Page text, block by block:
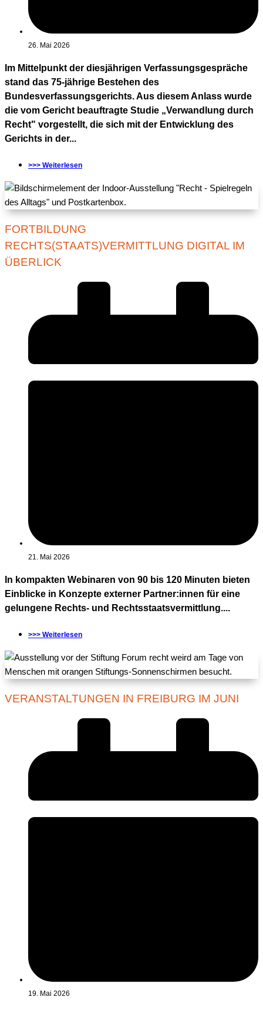
26. Mai 2026
Im Mittelpunkt der diesjährigen Verfassungsgespräche
stand das 75-jährige Bestehen des
Bundesverfassungsgerichts. Aus diesem Anlass wurde
die vom Gericht beauftragte Studie „Verwandlung durch
Recht" vorgestellt, die sich mit der Entwicklung des
Gerichts in der...
>>> Weiterlesen
FORTBILDUNG
RECHTS(STAATS)VERMITTLUNG DIGITAL IM
ÜBERLICK
21. Mai 2026
In kompakten Webinaren von 90 bis 120 Minuten bieten
Einblicke in Konzepte externer Partner:innen für eine
gelungene Rechts- und Rechtsstaatsvermittlung....
>>> Weiterlesen
VERANSTALTUNGEN IN FREIBURG IM JUNI
19. Mai 2026